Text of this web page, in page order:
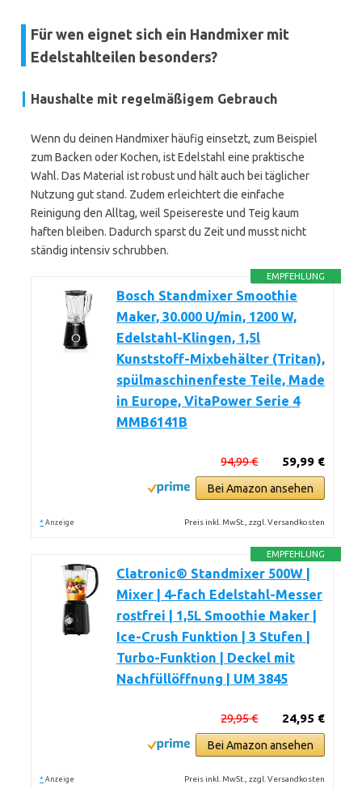
Für wen eignet sich ein Handmixer mit
Edelstahlteilen besonders?
Haushalte mit regelmäßigem Gebrauch
Wenn du deinen Handmixer häufig einsetzt, zum Beispiel
zum Backen oder Kochen, ist Edelstahl eine praktische
Wahl. Das Material ist robust und hält auch bei täglicher
Nutzung gut stand. Zudem erleichtert die einfache
Reinigung den Alltag, weil Speisereste und Teig kaum
haften bleiben. Dadurch sparst du Zeit und musst nicht
ständig intensiv schrubben.
EMPFEHLUNG
Bosch Standmixer Smoothie
Maker, 30.000 U/min, 1200 W,
Edelstahl-Klingen, 1,5l
Kunststoff-Mixbehälter (Tritan),
spülmaschinenfeste Teile, Made
in Europe, VitaPower Serie 4
MMB6141B
59,99 €
94,99 €
Bei Amazon ansehen
* Anzeige Preis inkl. MwSt., zzgl. Versandkosten
EMPFEHLUNG
Clatronic® Standmixer 500W |
Mixer | 4-fach Edelstahl-Messer
rostfrei | 1,5L Smoothie Maker |
Ice-Crush Funktion | 3 Stufen |
Turbo-Funktion | Deckel mit
Nachfüllöffnung | UM 3845
24,95 €
29,95 €
Bei Amazon ansehen
* Anzeige Preis inkl. MwSt., zzgl. Versandkosten